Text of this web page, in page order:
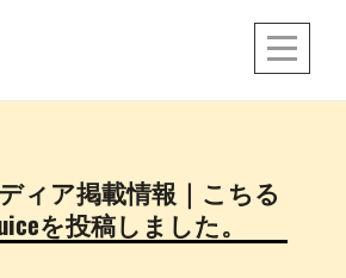
ィア掲載情報｜こちる
を投稿しました。